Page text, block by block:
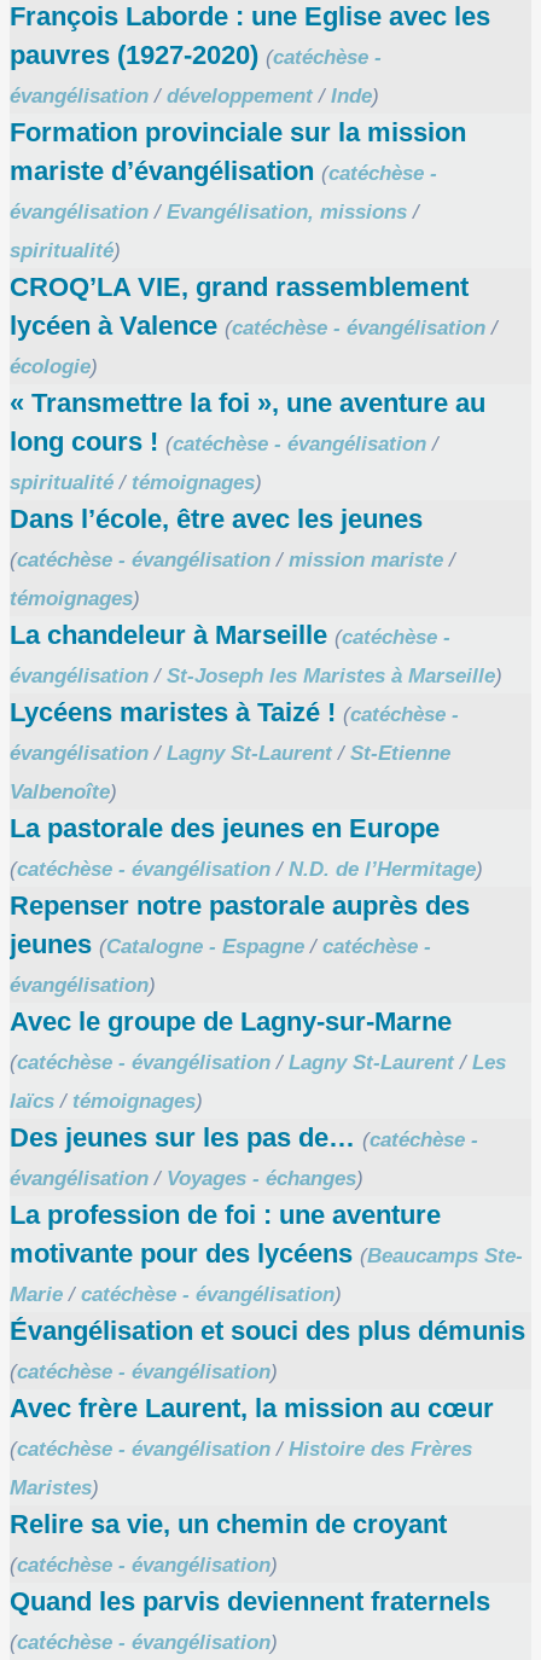
François Laborde : une Eglise avec les
pauvres (1927-2020) (catéchèse -
évangélisation/ développement/ Inde)
Formation provinciale sur la mission
mariste d’évangélisation (catéchèse -
évangélisation/ Evangélisation, missions/
spiritualité)
CROQ’LA VIE, grand rassemblement
lycéen à Valence (catéchèse - évangélisation/
écologie)
« Transmettre la foi », une aventure au
long cours ! (catéchèse - évangélisation/
spiritualité/ témoignages)
Dans l’école, être avec les jeunes
(catéchèse - évangélisation/ mission mariste/
témoignages)
La chandeleur à Marseille (catéchèse -
évangélisation/ St-Joseph les Maristes à Marseille)
Lycéens maristes à Taizé ! (catéchèse -
évangélisation/ Lagny St-Laurent/ St-Etienne
Valbenoîte)
La pastorale des jeunes en Europe
(catéchèse - évangélisation/ N.D. de l’Hermitage)
Repenser notre pastorale auprès des
jeunes (Catalogne - Espagne/ catéchèse -
évangélisation)
Avec le groupe de Lagny-sur-Marne
(catéchèse - évangélisation/ Lagny St-Laurent/ Les
laïcs/ témoignages)
Des jeunes sur les pas de… (catéchèse -
évangélisation/ Voyages - échanges)
La profession de foi : une aventure
motivante pour des lycéens (Beaucamps Ste-
Marie/ catéchèse - évangélisation)
Évangélisation et souci des plus démunis
(catéchèse - évangélisation)
Avec frère Laurent, la mission au cœur
(catéchèse - évangélisation/ Histoire des Frères
Maristes)
Relire sa vie, un chemin de croyant
(catéchèse - évangélisation)
Quand les parvis deviennent fraternels
(catéchèse - évangélisation)